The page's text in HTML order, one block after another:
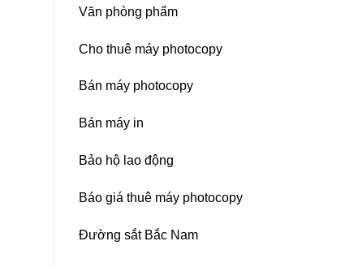
Văn phòng phẩm
Cho thuê máy photocopy
Bán máy photocopy
Bán máy in
Bảo hộ lao động
Báo giá thuê máy photocopy
Đường sắt Bắc Nam